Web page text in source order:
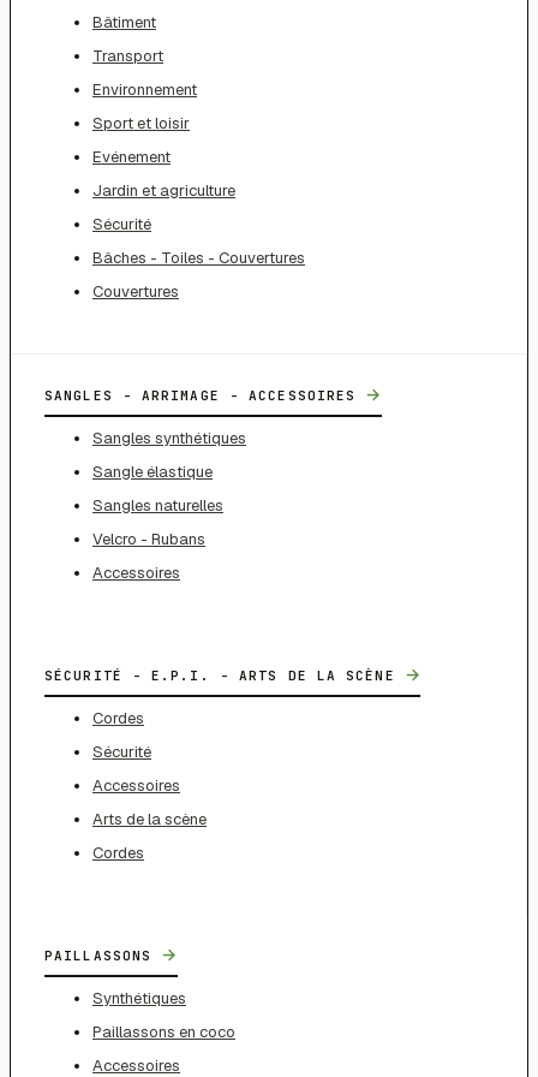
Bâtiment
Transport
Environnement
Sport et loisir
Evénement
Jardin et agriculture
Sécurité
Bâches - Toiles - Couvertures
Couvertures
SANGLES - ARRIMAGE - ACCESSOIRES →
Sangles synthétiques
Sangle élastique
Sangles naturelles
Velcro - Rubans
Accessoires
SÉCURITÉ - E.P.I. - ARTS DE LA SCÈNE →
Cordes
Sécurité
Accessoires
Arts de la scène
Cordes
PAILLASSONS →
Synthétiques
Paillassons en coco
Accessoires